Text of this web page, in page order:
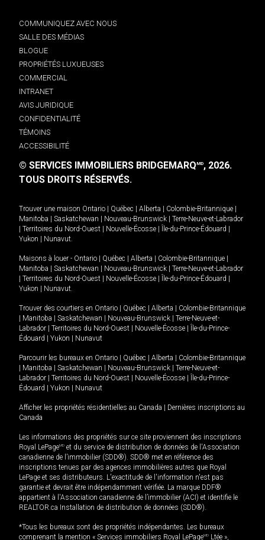
COMMUNIQUEZ AVEC NOUS
SALLE DES MÉDIAS
BLOGUE
PROPRIÉTÉS LUXUEUSES
COMMERCIAL
INTRANET
AVIS JURIDIQUE
CONFIDENTIALITÉ
TÉMOINS
ACCESSIBILITÉ
© SERVICES IMMOBILIERS BRIDGEMARQMD, 2026.
TOUS DROITS RÉSERVÉS.
Trouver une maison Ontario Québec Alberta Colombie-Britannique
Manitoba
Saskatchewan Nouveau-Brunswick
Terre-Neuve-et-Labrador
Territoires du Nord-Ouest Nouvelle-Écosse Île-du-Prince-Édouard
Yukon
Nunavut.
Maisons à louer - Ontario Québec Alberta Colombie-Britannique
Manitoba
Saskatchewan Nouveau-Brunswick
Terre-Neuve-et-Labrador
Territoires du Nord-Ouest Nouvelle-Écosse Île-du-Prince-Édouard
Yukon
Nunavut.
Trouver des courtiers en Ontario Québec Alberta
Colombie-Britannique
Manitoba Saskatchewan Nouveau-Brunswick
Terre-Neuve-et-
Labrador
Territoires du Nord-Ouest Nouvelle-Écosse
Île-du-Prince-
Édouard
Yukon Nunavut
Parcourir les bureaux en Ontario Québec Alberta
Colombie-Britannique
Manitoba Saskatchewan Nouveau-Brunswick
Terre-Neuve-et-
Labrador
Territoires du Nord-Ouest Nouvelle-Écosse
Île-du-Prince-
Édouard
Yukon Nunavut
Afficher les propriétés résidentielles au Canada
Dernières inscriptions au
Canada
Les informations des propriétés sur ce site proviennent des inscriptions
Royal LePageMD et du service de distribution de données de l'Association
canadienne de l’immobilier (SDD®). SDD® met en référence des
inscriptions tenues par des agences immobilières autres que Royal
LePage et ses distributeurs. L'exactitude de l'information n'est pas
garantie et devrait être indépendamment vérifiée. La marque DDF®
appartient à l'Association canadienne de l’immobilier (ACI) et identifie le
REALTOR.ca Installation de distribution de données (SDD®).
*Tous les bureaux sont des propriétés indépendantes. Les bureaux
comprenant la mention « Services immobiliers Royal LePageMD Ltée »,